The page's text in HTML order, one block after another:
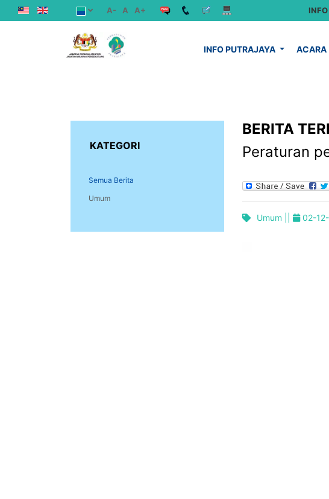
A- A A+ INFO
INFO PUTRAJAYA ACARA
KATEGORI
Semua Berita
Umum
BERITA
Peraturan
Umum || 02-